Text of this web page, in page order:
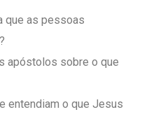
que as pessoas
apóstolos sobre o que
entendiam o que Jesus